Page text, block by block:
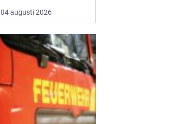
handlar om värme, tid
tillsammans och en
aldrig tar slut. För
många som sökeren
spansk restaurang
stockholm är
upplevelsen lika vik...
04 augusti 2026